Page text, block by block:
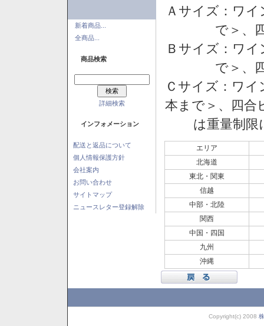
新着商品...
全商品...
商品検索
詳細検索
インフォメーション
配送と返品について
個人情報保護方針
会社案内
お問い合わせ
サイトマップ
ニュースレター登録解除
Ａサイズ：ワ
で＞、
Ｂサイズ：ワ
で＞、
Ｃサイズ：ワイ
本まで＞、四
は重量制
エリア
北海道
東北・関東
信越
中部・北陸
関西
中国・四国
九州
沖縄
Copyright(c) 2008